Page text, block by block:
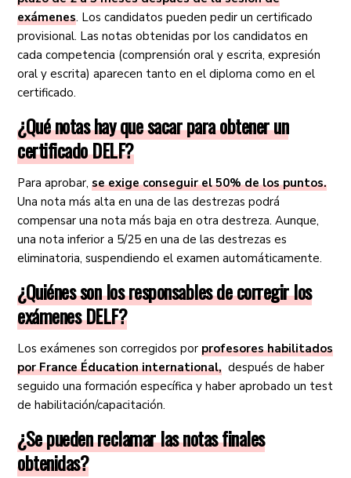
exámenes. Los candidatos pueden pedir un certificado
provisional. Las notas obtenidas por los candidatos en
cada competencia (comprensión oral y escrita, expresión
oral y escrita) aparecen tanto en el diploma como en el
certificado.
¿Qué notas hay que sacar para obtener un
certificado DELF?
Para aprobar,se exige conseguir el 50% de los puntos.
Una nota más alta en una de las destrezas podrá
compensar una nota más baja en otra destreza. Aunque,
una nota inferior a 5/25 en una de las destrezas es
eliminatoria, suspendiendo el examen automáticamente.
¿Quiénes son los responsables de corregir los
exámenes DELF?
Los exámenes son corregidos porprofesores habilitados
por France Éducation international, después de haber
seguido una formación específica y haber aprobado un test
de habilitación/capacitación.
¿Se pueden reclamar las notas finales
obtenidas?